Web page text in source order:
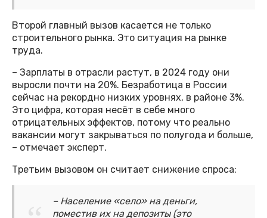
Второй главный вызов касается не только
строительного рынка. Это ситуация на рынке
труда.
– Зарплаты в отрасли растут, в 2024 году они
выросли почти на 20%. Безработица в России
сейчас на рекордно низких уровнях, в районе 3%.
Это цифра, которая несёт в себе много
отрицательных эффектов, потому что реально
вакансии могут закрываться по полугода и больше,
– отмечает эксперт.
Третьим вызовом он считает снижение спроса:
– Население «село» на деньги,
поместив их на депозиты (это